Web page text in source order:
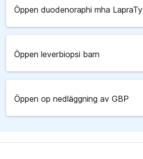
Öppen duodenoraphi mha LapraTy
Öppen leverbiopsi barn
Öppen op nedläggning av GBP